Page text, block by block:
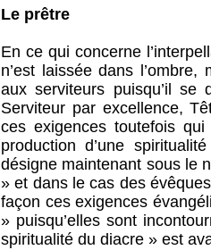
Le prêtre
En ce qui concerne
n’est laissée dans
aux serviteurs puisqu’il
Serviteur par excellence,
ces exigences toutefois
production d’une
désigne maintenant sous le
» et dans le cas des
façon ces exigences
» puisqu’elles sont
spiritualité du diacre » est